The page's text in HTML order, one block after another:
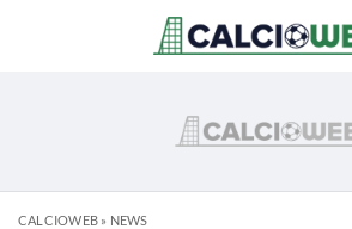
CALCIOWEB» NEWS